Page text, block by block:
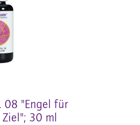
08 "Engel für
30 ml